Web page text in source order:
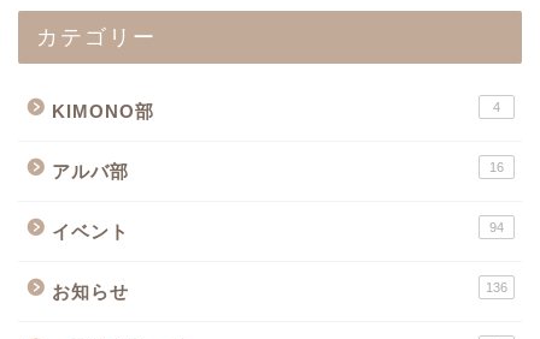
カテゴリー
KIMONO部 4
アルバ部 16
イベント 94
お知らせ 136